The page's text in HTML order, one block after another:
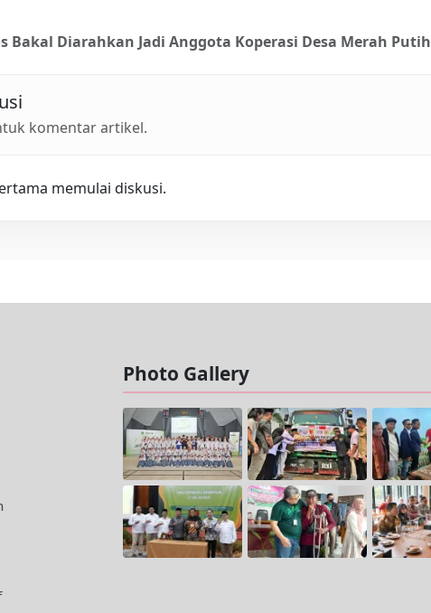
Bakal Diarahkan Jadi Anggota Koperasi Desa Merah Putih
komentar artikel.
memulai diskusi.
Photo Gallery